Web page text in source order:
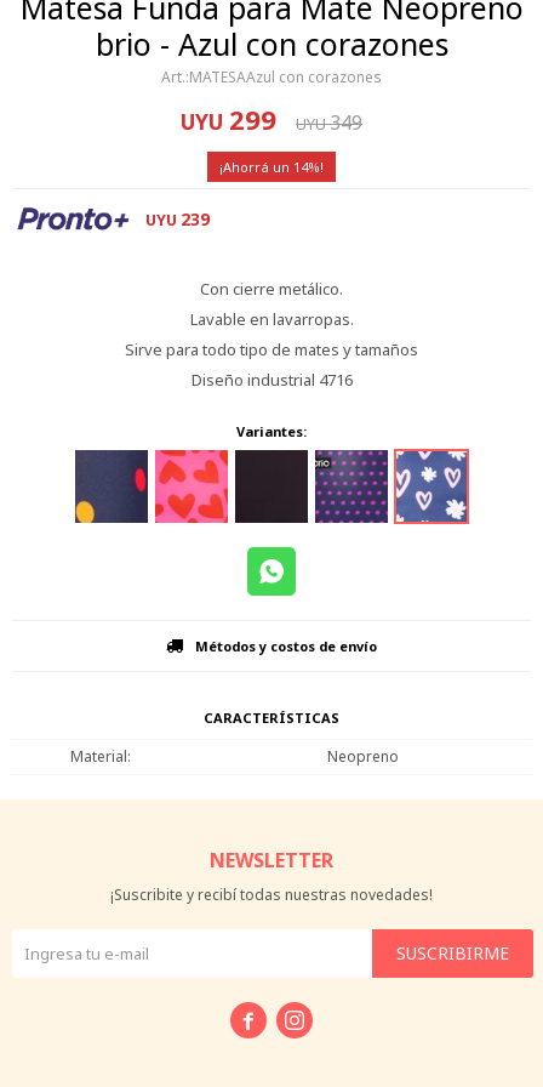
brio - Azul con corazones
MATESAAzul con corazones
UYU 299 UYU349
14
UYU 239
Con cierre metálico.
Lavable en lavarropas.
Sirve para todo tipo de mates y tamaños
Diseño industrial 4716
Variantes:
Métodos y costos de envío
CARACTERÍSTICAS
Material Neopreno
NEWSLETTER
¡Suscribite y recibí todas nuestras novedades!
SUSCRIBIRME
 